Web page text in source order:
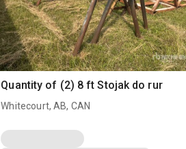
Quantity of (2) 8 ft Stojak do rur
Whitecourt, AB, CAN